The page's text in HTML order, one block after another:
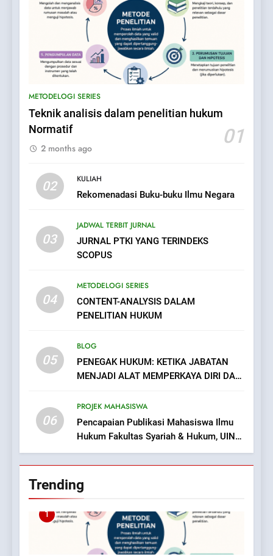
METODELOGI SERIES
Teknik analisis dalam penelitian hukum
Normatif
01
2 months ago
02
KULIAH
Rekomenadasi Buku-buku Ilmu Negara
03
JADWAL TERBIT JURNAL
JURNAL PTKI YANG TERINDEKS
SCOPUS
04
METODELOGI SERIES
CONTENT-ANALYSIS DALAM
PENELITIAN HUKUM
05
BLOG
PENEGAK HUKUM: KETIKA JABATAN
MENJADI ALAT MEMPERKAYA DIRI DAN
06
PROJEK MAHASISWA
Pencapaian Publikasi Mahasiswa Ilmu
Hukum Fakultas Syariah & Hukum, UIN
Bandung.
Trending
1